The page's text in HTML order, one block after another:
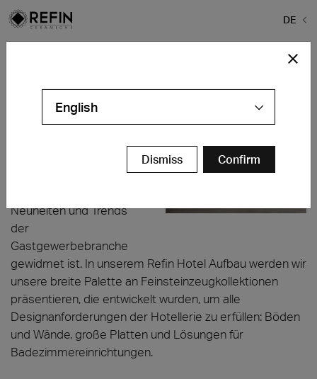
DE
Vom 3. bis 7. November
erwarteten Pariser Event,
Neuheiten und Trends
der
Gastgewerbebranche
gewidmet ist. In unserem Refin Hotel Aufbau werden wir
unsere breite Palette an Feinsteinzeugkollektionen
präsentieren, die entwickelt wurden, um alle
Designanforderungen der Hotellerie zu erfüllen: Böden
und Wände, große Platten und Lösungen für
Badezimmereinrichtungen.
English
Dismiss Confirm